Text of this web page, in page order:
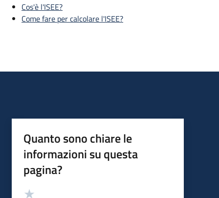
Cos'è l'ISEE?
Come fare per calcolare l'ISEE?
Quanto sono chiare le
informazioni su questa
pagina?
Valutazione